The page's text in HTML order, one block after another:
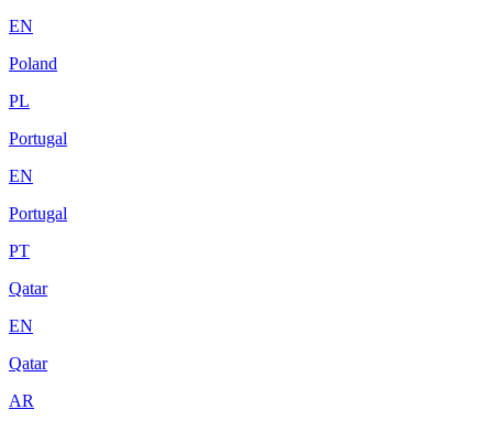
EN
Poland
PL
Portugal
EN
Portugal
PT
Qatar
EN
Qatar
AR